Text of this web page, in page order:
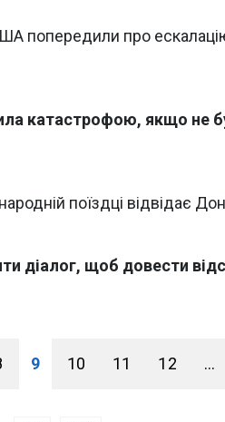
попередили про
катастрофою, якщо не
поїздці відвідає
діалог, щоб довести
9 10 11 12 ...